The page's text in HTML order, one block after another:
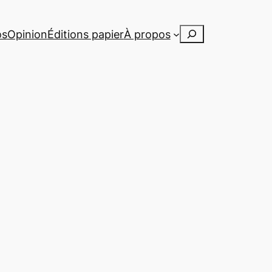
OpinionÉditions papierÀ propos Rechercher